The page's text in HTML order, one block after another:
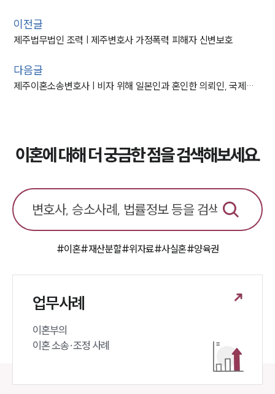
이전글
제주법무법인 조력 | 제주변호사 가정폭력 피해자 신변보호
다음글
제주이혼소송변호사 | 비자 위해 일본인과 혼인한 의뢰인, 국제이혼 성공시킨 제주이혼변호사
이혼에 대해 더 궁금한 점을 검색해보세요.
#이혼#재산분할#위자료#사실혼#양육권
업무사례
이혼부의
이혼 소송·조정 사례